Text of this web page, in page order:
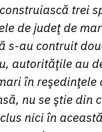
trei
de judeţ de
s-au contruit
autorităţile au
în reşedinţele
nu se ştie din
nici în